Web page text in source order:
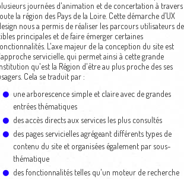
journées d'animation et de concertation à travers
la région des Pays de la Loire. Cette démarche d’UX
nous a permis de réaliser les parcours utilisateurs
principales et de faire émerger certaines
L'axe majeur de la conception du site est
servicielle, qui permet ainsi à cette grande
qu'est la Région d'être au plus proche des ses
Cela se traduit par :
une arborescence simple et claire avec de grandes
entrées thématiques
des accès directs aux services les plus consultés
des pages servicielles agrégeant différents types de
contenu du site et organisées également par sous-
thématique
des fonctionnalités telles qu'un moteur de recherche